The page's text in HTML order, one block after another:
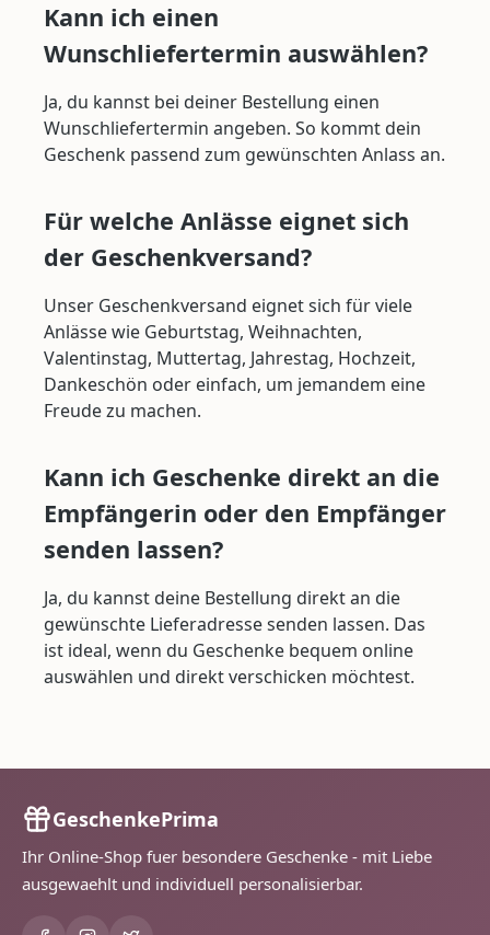
Kann ich einen
Wunschliefertermin auswählen?
Ja, du kannst bei deiner Bestellung einen
Wunschliefertermin angeben. So kommt dein
Geschenk passend zum gewünschten Anlass an.
Für welche Anlässe eignet sich
der Geschenkversand?
Unser Geschenkversand eignet sich für viele
Anlässe wie Geburtstag, Weihnachten,
Valentinstag, Muttertag, Jahrestag, Hochzeit,
Dankeschön oder einfach, um jemandem eine
Freude zu machen.
Kann ich Geschenke direkt an die
Empfängerin oder den Empfänger
senden lassen?
Ja, du kannst deine Bestellung direkt an die
gewünschte Lieferadresse senden lassen. Das
ist ideal, wenn du Geschenke bequem online
auswählen und direkt verschicken möchtest.
GeschenkePrima
Ihr Online-Shop fuer besondere Geschenke - mit Liebe
ausgewaehlt und individuell personalisierbar.